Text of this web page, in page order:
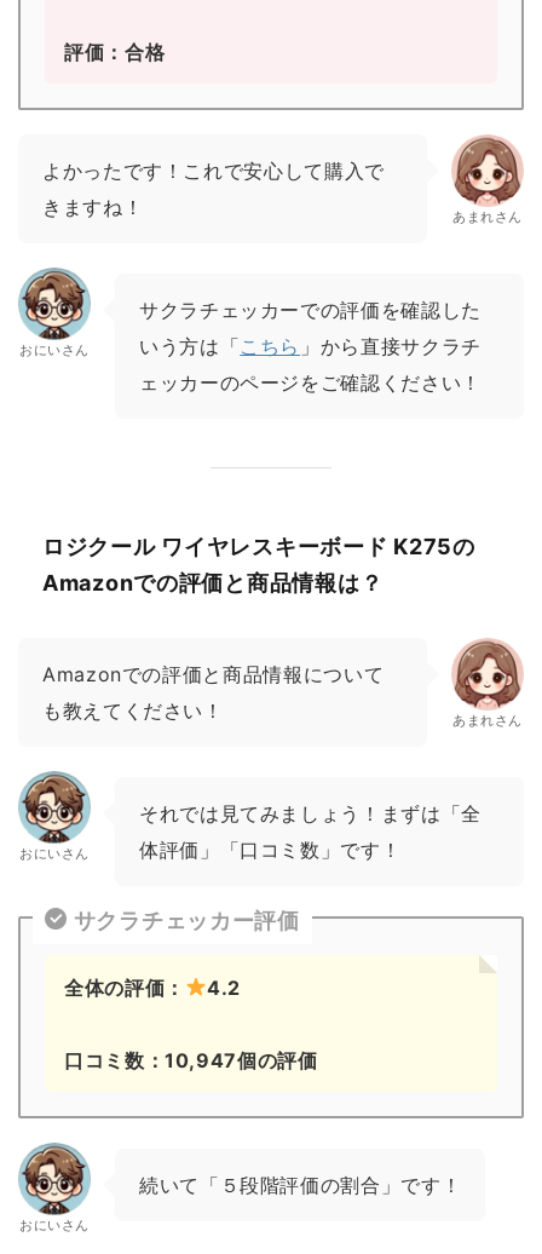
評価：合格
よかったです！これで安心して購入で
きますね！
あまれさん
おにいさん
サクラチェッカーでの評価を確認した
いう方は「こちら 」から直接サクラチ
ェッカーのページをご確認ください！
ロジクール ワイヤレスキーボード K275の
Amazonでの評価と商品情報は？
Amazonでの評価と商品情報について
も教えてください！
あまれさん
おにいさん
それでは見てみましょう！まずは「全
体評価」「口コミ数」です！
サクラチェッカー評価
全体の評価： 4.2
口コミ数：10,947個の評価
おにいさん
続いて「５段階評価の割合」です！